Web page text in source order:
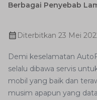
Berbagai Penyebab
Diterbitkan 23 Mei
Demi keselamatan
selalu dibawa servis
mobil yang baik dan
musim apapun yang